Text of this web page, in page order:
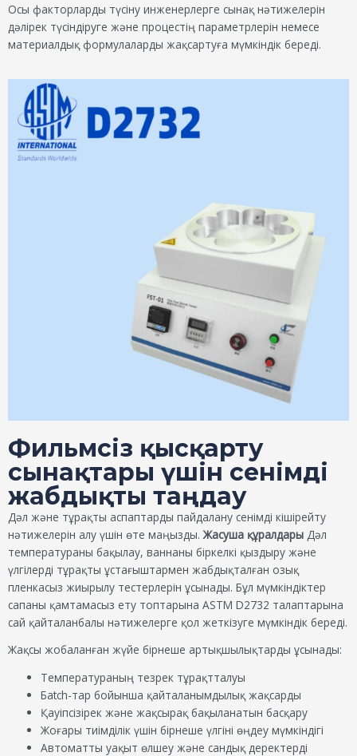
Осы факторларды түсіну инженерлерге сынақ нәтижелерін
дәлірек түсіндіруге және процестің параметрлерін немесе
материалдық формулаларды жақсартуға мүмкіндік береді.
Фильмсіз қысқарту
сынақтары үшін сенімді
жабдықты таңдау
Дәл және тұрақты аспаптарды пайдалану сенімді кішірейту
нәтижелерін алу үшін өте маңызды.Жасуша құралдары Дәл
температураны бақылау, ваннаны біркелкі қыздыру және
үлгілерді тұрақты ұстағыштармен жабдықталған озық
пленкасыз жиырылу тестерлерін ұсынады. Бұл мүмкіндіктер
сапаны қамтамасыз ету топтарына ASTM D2732 талаптарына
сай қайталанбалы нәтижелерге қол жеткізуге мүмкіндік береді.
Жақсы жобаланған жүйе бірнеше артықшылықтарды ұсынады:
Температураның тезрек тұрақтталуы
Бatch-тар бойынша қайталанымдылық жақсарды
Қауіпсізірек және жақсырақ бақыланатын басқару
Жоғары тиімділік үшін бірнеше үлгіні өңдеу мүмкіндігі
Автоматты уақыт өлшеу және сандық деректерді